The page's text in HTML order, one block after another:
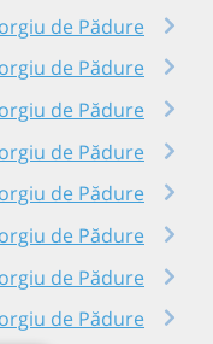
de Pădure
de Pădure
de Pădure
de Pădure
de Pădure
de Pădure
de Pădure
de Pădure